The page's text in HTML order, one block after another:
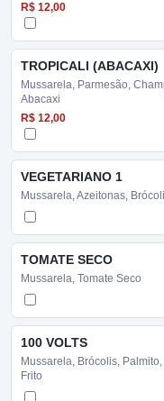
R$ 12,00
TROPICALI (ABACAXI)
Mussarela, Parmesão,
Abacaxi
R$ 12,00
VEGETARIANO 1
Mussarela, Azeitonas,
TOMATE SECO
Mussarela, Tomate Seco
100 VOLTS
Mussarela, Brócolis,
Frito